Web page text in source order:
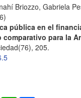
Briozzo, Gabriela
pública en el
comparativo para la
205.
Allami